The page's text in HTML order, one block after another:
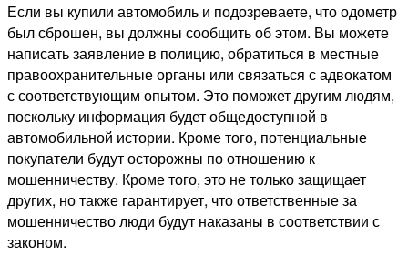
Если вы купили автомобиль и подозреваете, что одометр
был сброшен, вы должны сообщить об этом. Вы можете
написать заявление в полицию, обратиться в местные
правоохранительные органы или связаться с адвокатом
с соответствующим опытом. Это поможет другим людям,
поскольку информация будет общедоступной в
автомобильной истории. Кроме того, потенциальные
покупатели будут осторожны по отношению к
мошенничеству. Кроме того, это не только защищает
других, но также гарантирует, что ответственные за
мошенничество люди будут наказаны в соответствии с
законом.